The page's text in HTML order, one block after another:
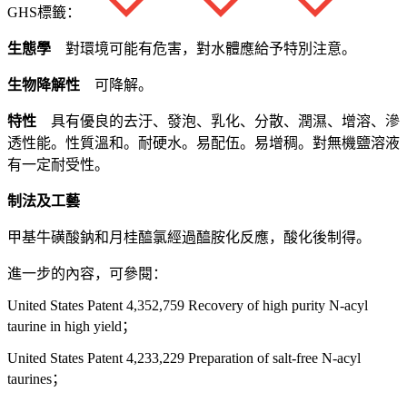
GHS標籤：
生態學 對環境可能有危害，對水體應給予特別注意。
生物降解性 可降解。
特性 具有優良的去汙、發泡、乳化、分散、潤濕、增溶、滲
透性能。性質溫和。耐硬水。易配伍。易增稠。對無機鹽溶液
有一定耐受性。
制法及工藝
甲基牛磺酸鈉和月桂醯氯經過醯胺化反應，酸化後制得。
進一步的內容，可參閱：
United States Patent 4,352,759 Recovery of high purity N-acyl
taurine in high yield；
United States Patent 4,233,229 Preparation of salt-free N-acyl
taurines；